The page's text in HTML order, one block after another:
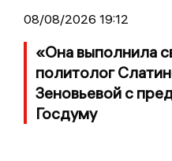
08/08/2026 19:12
«Она выполнила
политолог
Зеновьевой с
Госдуму